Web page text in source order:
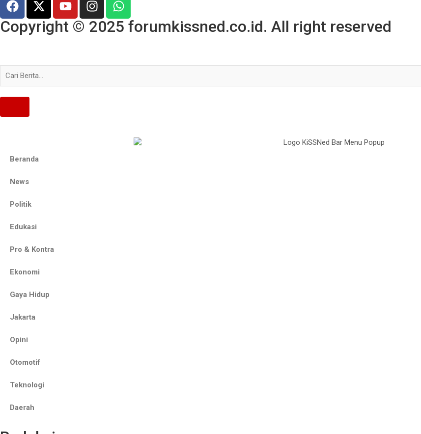
Copyright © 2025 forumkissned.co.id. All right reserved
Beranda
News
Politik
Edukasi
Pro & Kontra
Ekonomi
Gaya Hidup
Jakarta
Opini
Otomotif
Teknologi
Daerah